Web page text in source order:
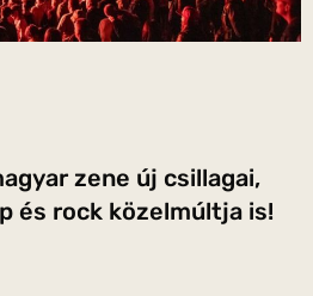
zene új csillagai,
és rock közelmúltja is!